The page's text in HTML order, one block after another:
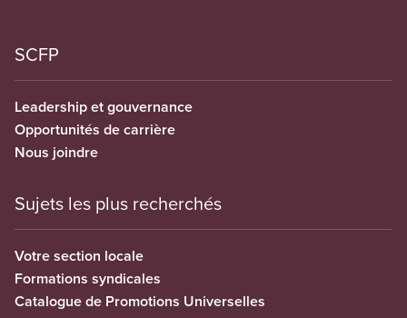
SCFP
Leadership et gouvernance
Opportunités de carrière
Nous joindre
Sujets les plus recherchés
Votre section locale
Formations syndicales
Catalogue de Promotions Universelles